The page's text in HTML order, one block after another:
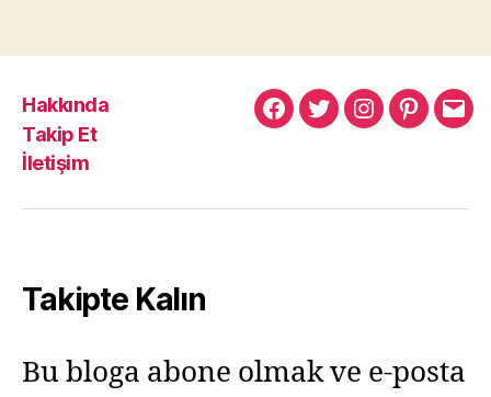
Hakkında
Takip Et
İletişim
MuratMuratMuratPinterest
Takipte Kalın
Bu bloga abone olmak ve e-posta